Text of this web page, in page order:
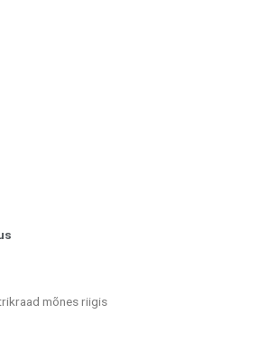
mõnes riigis